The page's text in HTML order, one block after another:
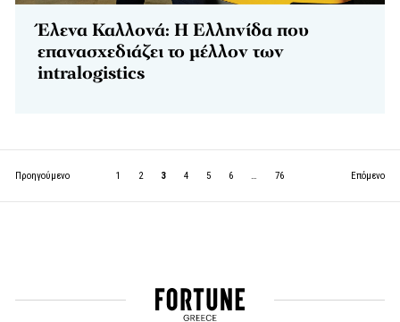
Έλενα Καλλονά: Η Ελληνίδα που
επανασχεδιάζει το μέλλον των
intralogistics
Προηγούμενο 1 2 3 4 5 6 … 76 Επόμενο